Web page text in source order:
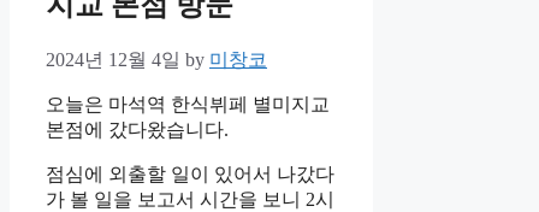
2024년 12월 4일 by 미창코
오늘은 마석역 한식뷔페 별미지교
본점에 갔다왔습니다.
점심에 외출할 일이 있어서 나갔다
가 볼 일을 보고서 시간을 보니 2시